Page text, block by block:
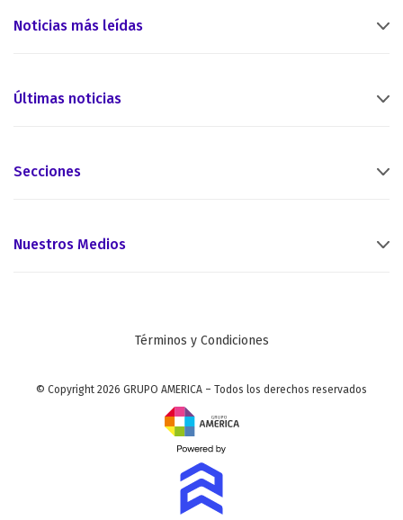
Noticias más leídas
Últimas noticias
Secciones
Nuestros Medios
Términos y Condiciones
© Copyright 2026 GRUPO AMERICA – Todos los derechos reservados